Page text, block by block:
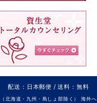
配送：日本郵便 / 送料：無料
（北海道・九州・島しょ部除く） 海外へ